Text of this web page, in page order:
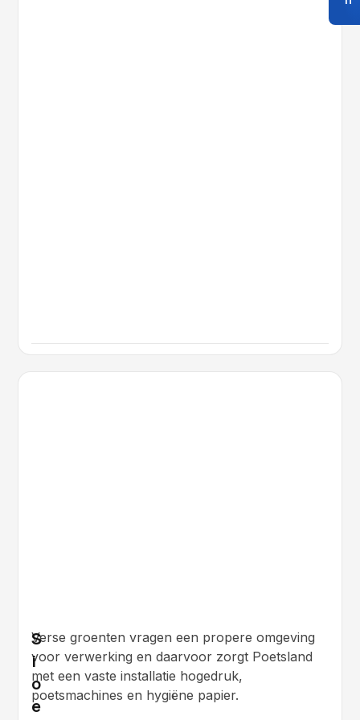
S
i
o
e
Verse groenten vragen een propere omgeving
voor verwerking en daarvoor zorgt Poetsland
met een vaste installatie hogedruk,
poetsmachines en hygiëne papier.